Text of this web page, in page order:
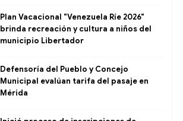
Plan Vacacional "Venezuela Ríe 2026"
brinda recreación y cultura a niños del
municipio Libertador
Defensoría del Pueblo y Concejo
Municipal evalúan tarifa del pasaje en
Mérida